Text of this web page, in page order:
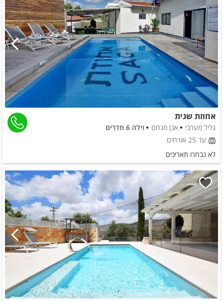
אחוזת שגית
גליל מערבי אבן מנחם
וילה 6 חדרים
עד 25 אורחים
לא נבחרו תאריכים